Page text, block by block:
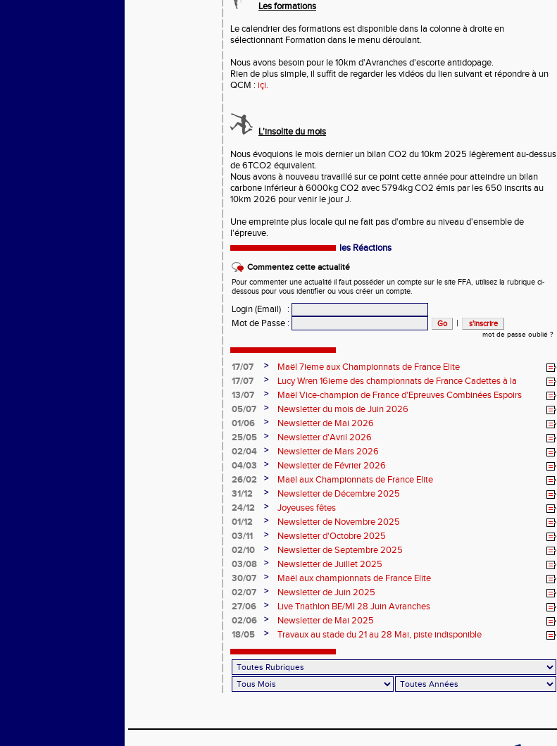
Les formations
Le calendrier des formations est disponible dans la colonne à droite en
sélectionnant Formation dans le menu déroulant.
Nous avons besoin pour le 10km d'Avranches d'escorte antidopage.
Rien de plus simple, il suffit de regarder les vidéos du lien suivant et répondre à un
QCM : içi.
L'insolite du mois
Nous évoquions le mois dernier un bilan CO2 du 10km 2025 légèrement au-dessus
de 6TCO2 équivalent.
Nous avons à nouveau travaillé sur ce point cette année pour atteindre un bilan
carbone inférieur à 6000kg CO2 avec 5794kg CO2 émis par les 650 inscrits au
10km 2026 pour venir le jour J.
Une empreinte plus locale qui ne fait pas d'ombre au niveau d'ensemble de
l'épreuve.
les Réactions
Commentez cette actualité
Pour commenter une actualité il faut posséder un compte sur le site FFA, utilisez la rubrique ci-
dessous pour vous identifier ou vous créer un compte.
Login (Email)
:
Mot de Passe : |
mot de passe oublié ?
17/07 >
Maël 7ieme aux Championnats de France Elite
17/07
>
Lucy Wren 16ieme des championnats de France Cadettes à la
perche
13/07 >
Maël Vice-champion de France d'Epreuves Combinées Espoirs
05/07
>
Newsletter du mois de Juin 2026
01/06
>
Newsletter de Mai 2026
25/05
>
Newsletter d'Avril 2026
02/04
>
Newsletter de Mars 2026
04/03
>
Newsletter de Février 2026
26/02
>
Maël aux Championnats de France Elite
31/12
>
Newsletter de Décembre 2025
24/12
>
Joyeuses fêtes
01/12
>
Newsletter de Novembre 2025
03/11
>
Newsletter d'Octobre 2025
02/10
>
Newsletter de Septembre 2025
03/08
>
Newsletter de Juillet 2025
30/07
>
Maël aux championnats de France Elite
02/07
>
Newsletter de Juin 2025
27/06
>
Live Triathlon BE/MI 28 Juin Avranches
02/06
>
Newsletter de Mai 2025
18/05
> Travaux au stade du 21 au 28 Mai, piste indisponible